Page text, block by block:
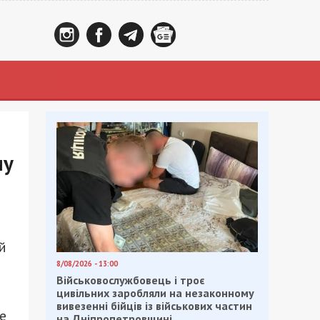
8/08/2026 - 13:00
Військовослужбовець і троє
цивільних заробляли на незаконному
вивезенні бійців із військових частин